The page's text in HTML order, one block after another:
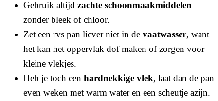
Gebruik altijd zachte schoonmaakmiddelen
zonder bleek of chloor.
Zet een rvs pan liever niet in de vaatwasser, want
het kan het oppervlak dof maken of zorgen voor
kleine vlekjes.
Heb je toch een hardnekkige vlek, laat dan de pan
even weken met warm water en een scheutje azijn.